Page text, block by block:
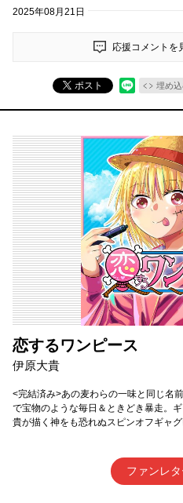
2025年08月21日
応援コメントを
ポスト 埋め込
恋するワンピース
伊原大貴
<完結済み>あの麦わらの一味と同じ名
で宝物のような毎日＆ときどき暴走。
貴が描く神をも恐れぬスピンオフギャ
ファンレ